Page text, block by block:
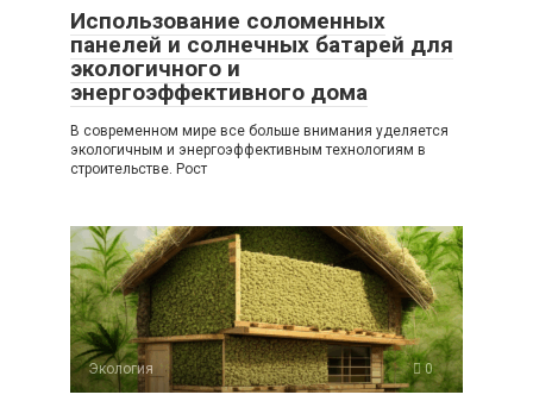
Использование соломенных
панелей и солнечных батарей для
экологичного и
энергоэффективного дома
В современном мире все больше внимания уделяется
экологичным и энергоэффективным технологиям в
строительстве. Рост
Экология 0